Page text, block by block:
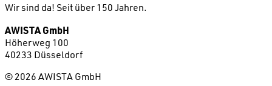
Wir sind da! Seit über 150 Jahren.
AWISTA GmbH
Höherweg 100
40233 Düsseldorf
© 2026 AWISTA GmbH